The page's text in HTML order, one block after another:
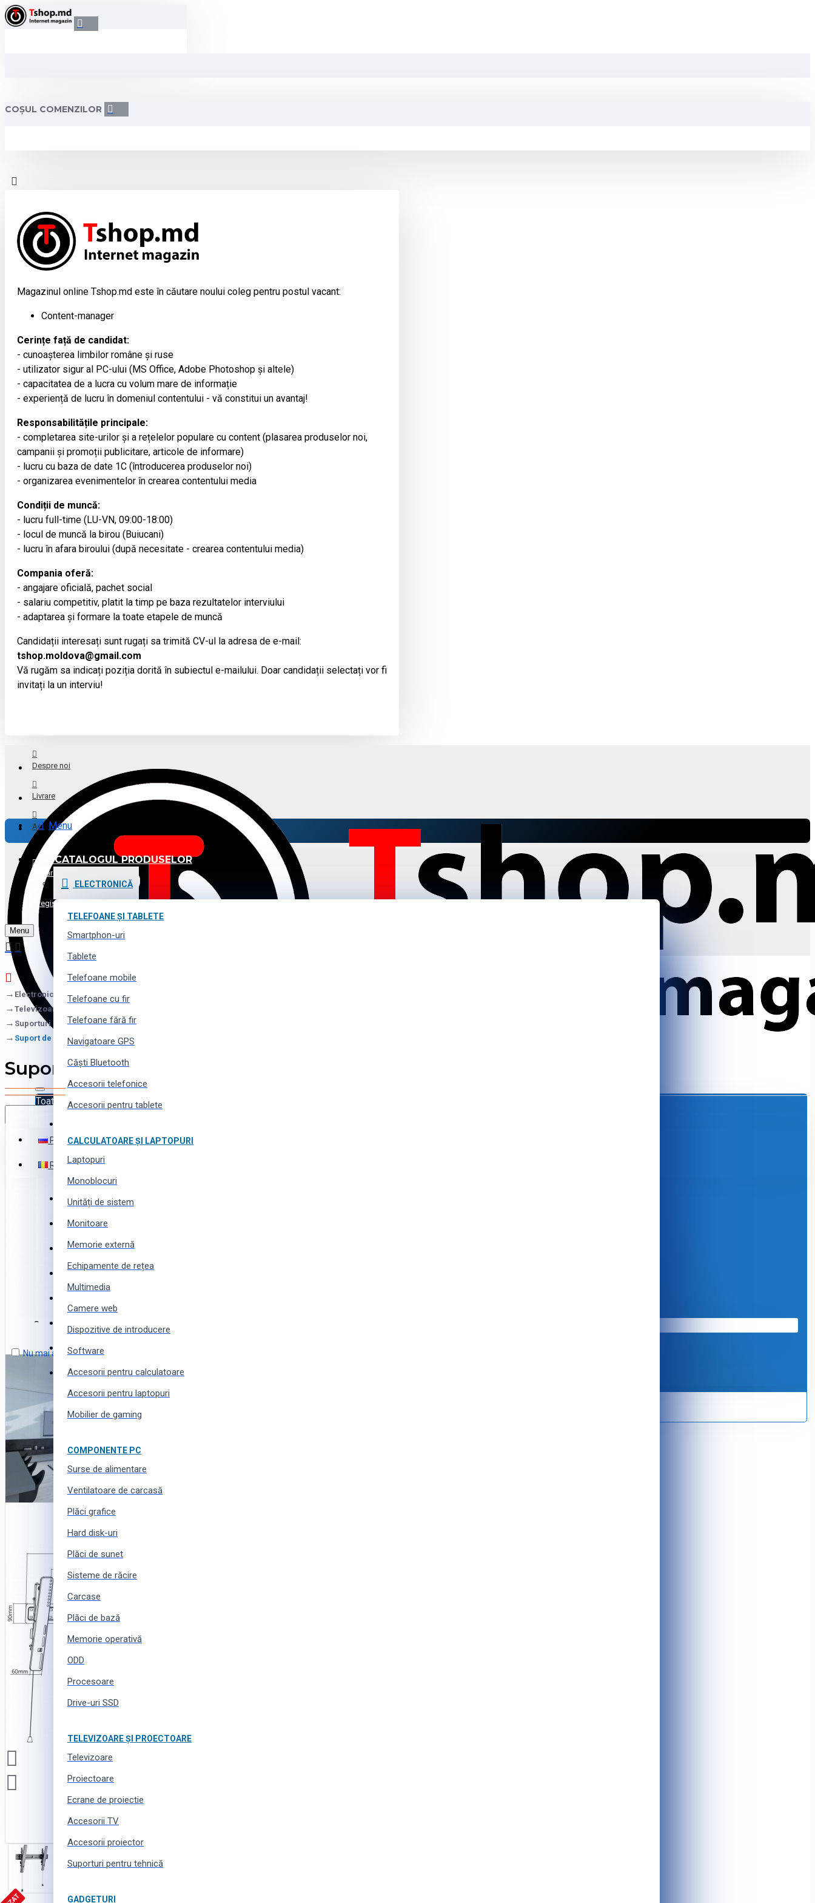
COȘUL COMENZILOR
Magazinul online Tshop.md este în căutare noului coleg pentru postul vacant:
Content-manager
Cerințe față de candidat:
- cunoașterea limbilor române și ruse
- utilizator sigur al PC-ului (MS Office, Adobe Photoshop și altele)
- capacitatea de a lucra cu volum mare de informație
- experiență de lucru în domeniul contentului - vă constitui un avantaj!
Responsabilitățile principale:
- completarea site-urilor și a rețelelor populare cu content (plasarea produselor noi,
campanii și promoții publicitare, articole de informare)
- lucru cu baza de date 1С (întroducerea produselor noi)
- organizarea evenimentelor în crearea contentului media
Condiții de muncă:
- lucru full-time (LU-VN, 09:00-18:00)
- locul de muncă la birou (Buiucani)
- lucru în afara biroului (după necesitate - crearea contentului media)
Compania oferă:
- angajare oficială, pachet social
- salariu competitiv, platit la timp pe baza rezultatelor interviului
- adaptarea și formare la toate etapele de muncă
Candidații interesați sunt rugați sa trimită CV-ul la adresa de e-mail:
tshop.moldova@gmail.com
Vă rugăm sa indicați poziția dorită în subiectul e-mailului. Doar candidații selectați vor fi
invitați la un interviu!
Nu mai arătați acest mesaj
Despre noi
Livrare
Achitare
Promoții și Reduceri
Voucher cadou
Contacte
Toate produsele
Instrumente (scule) și utilaj
Echipamente și instalații
Produse pentru business
Produse pentru casă și grădină
Produse pentru toată familia
Produse sportive, pentru tourism și camping
Haine, încălțăminte și accesorii
Русский
Română
Favorite
Comparare
Coșul este gol!
Menu
CATALOGUL PRODUSELOR
ELECTRONICĂ
TELEFOANE ȘI TABLETE
Smartphon-uri
Tablete
Telefoane mobile
Telefoane cu fir
Telefoane fără fir
Navigatoare GPS
Căști Bluetooth
Accesorii telefonice
Accesorii pentru tablete
CALCULATOARE ȘI LAPTOPURI
Laptopuri
Monoblocuri
Unități de sistem
Monitoare
Memorie externă
Echipamente de rețea
Multimedia
Camere web
Dispozitive de introducere
Software
Accesorii pentru calculatoare
Accesorii pentru laptopuri
Mobilier de gaming
COMPONENTE PC
Surse de alimentare
Ventilatoare de carcasă
Plăci grafice
Hard disk-uri
Plăci de sunet
Sisteme de răcire
Carcase
Plăci de bază
Memorie operativă
ODD
Procesoare
Drive-uri SSD
TELEVIZOARE ȘI PROECTOARE
Televizoare
Proiectoare
Ecrane de proiectie
Accesorii TV
Accesorii proiector
Suporturi pentru tehnică
GADGETURI
Logare
Înregistrare
Menu
Electronică
Televizoare și proectoare
Suporturi pentru tehnică
Suport de perete înclinat Reflecta Slim 70-6040T
Suport de perete înclinat Reflecta Slim 70-6040T